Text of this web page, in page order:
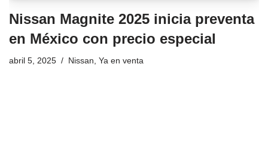
Nissan Magnite 2025 inicia preventa
en México con precio especial
abril 5, 2025 Nissan, Ya en venta